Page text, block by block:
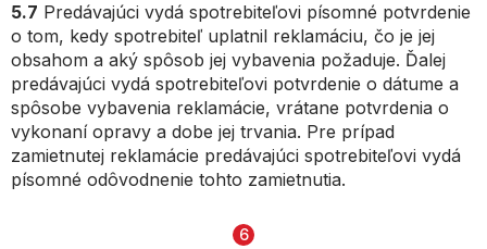
5.7 Predávajúci vydá spotrebiteľovi písomné potvrdenie
o tom, kedy spotrebiteľ uplatnil reklamáciu, čo je jej
obsahom a aký spôsob jej vybavenia požaduje. Ďalej
predávajúci vydá spotrebiteľovi potvrdenie o dátume a
spôsobe vybavenia reklamácie, vrátane potvrdenia o
vykonaní opravy a dobe jej trvania. Pre prípad
zamietnutej reklamácie predávajúci spotrebiteľovi vydá
písomné odôvodnenie tohto zamietnutia.
6